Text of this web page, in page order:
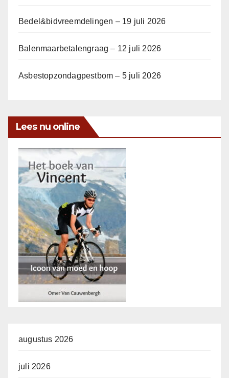
Bedel&bidvreemdelingen – 19 juli 2026
Balenmaarbetalengraag – 12 juli 2026
Asbestopzondagpestbom – 5 juli 2026
Lees nu online
augustus 2026
juli 2026